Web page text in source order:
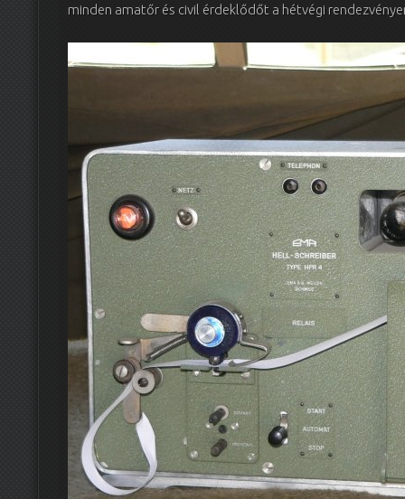
minden amatőr és civil érdeklődőt a hétvégi